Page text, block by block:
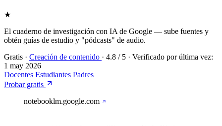
★
El cuaderno de investigación con IA de Google — sube fuentes y
obtén guías de estudio y "pódcasts" de audio.
Gratis · Creación de contenido · 4.8 / 5 · Verificado por última vez:
1 may 2026
Docentes Estudiantes Padres
Probar gratis
notebooklm.google.com